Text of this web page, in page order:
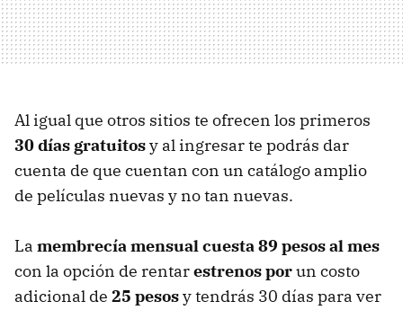
Al igual que otros sitios te ofrecen los primeros
30 días gratuitosy al ingresar te podrás dar
cuenta de que cuentan con un catálogo amplio
de películas nuevas y no tan nuevas.
La membrecía mensual cuesta 89 pesos al mes
con la opción de rentarestrenos porun costo
adicional de 25 pesosy tendrás 30 días para ver